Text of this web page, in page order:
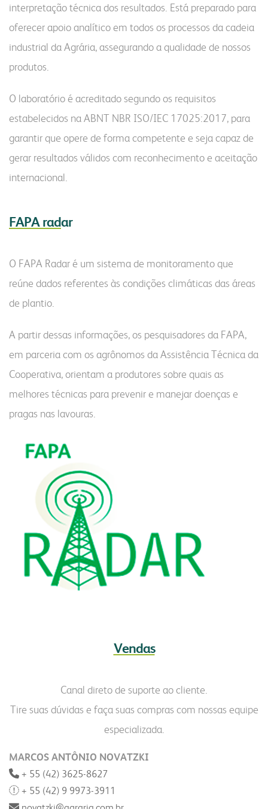
interpretação técnica dos resultados. Está preparado para
oferecer apoio analítico em todos os processos da cadeia
industrial da Agrária, assegurando a qualidade de nossos
produtos.
O laboratório é acreditado segundo os requisitos
estabelecidos na ABNT NBR ISO/IEC 17025:2017, para
garantir que opere de forma competente e seja capaz de
gerar resultados válidos com reconhecimento e aceitação
internacional.
FAPA radar
O FAPA Radar é um sistema de monitoramento que
reúne dados referentes às condições climáticas das áreas
de plantio.
A partir dessas informações, os pesquisadores da FAPA,
em parceria com os agrônomos da Assistência Técnica da
Cooperativa, orientam a produtores sobre quais as
melhores técnicas para prevenir e manejar doenças e
pragas nas lavouras.
Vendas
Canal direto de suporte ao cliente.
Tire suas dúvidas e faça suas compras com nossas equipe
especializada.
MARCOS ANTÔNIO NOVATZKI
+ 55 (42) 3625-8627
+ 55 (42) 9 9973-3911